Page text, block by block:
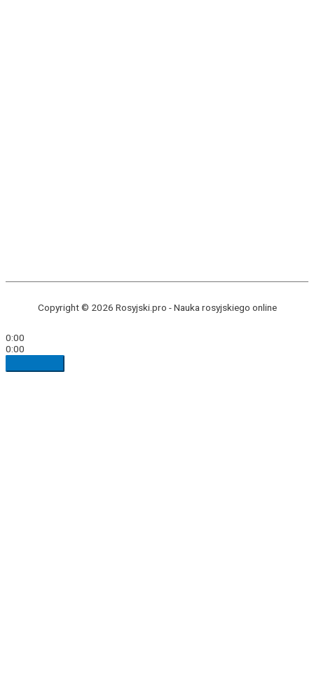
Copyright © 2026 Rosyjski.pro -Nauka rosyjskiego online
0:00
0:00